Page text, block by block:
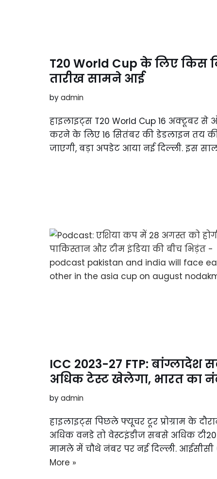
T20 World Cup के लिए किस
तारीख सामने आई
byadmin
हाइलाइट्स T20 World Cup 16 अक्टूबर से
करने के लिए 16 सितंबर की डेडलाइन तय
जाएगी, बड़ा अपडेट आया नई दिल्ली. इस
ICC 2023-27 FTP:
अधिक टेस्ट खेलेगा, भारत का
byadmin
हाइलाइट्स पिछले फ्यूचर टूर प्रोग्राम के
अधिक वनडे तो वेस्टइंडीज सबसे अधिक
मामले में चाैथे नंबर पर नई दिल्ली.
More »